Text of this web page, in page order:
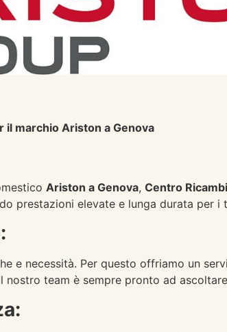
il marchio Ariston a Genova
Ariston a Genova, Centro
prestazioni elevate e lunga durata per i
e necessità. Per questo offriamo un
nostro team è sempre pronto ad